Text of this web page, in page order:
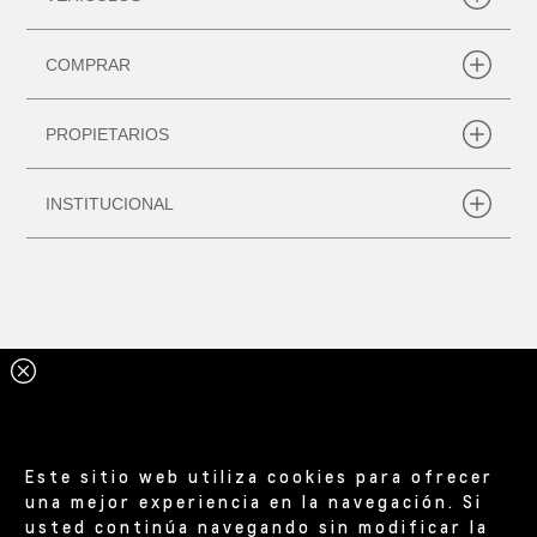
Este sitio web utiliza cookies para ofrecer
una mejor experiencia en la navegación. Si
usted continúa navegando sin modificar la